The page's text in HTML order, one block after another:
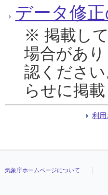
データ修
※ 掲載し
場合があ
認くださ
らせに掲載
利
気象庁ホームページについて